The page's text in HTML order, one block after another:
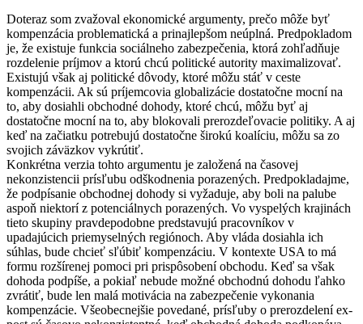
Doteraz som zvažoval ekonomické argumenty, prečo môže byť
kompenzácia problematická a prinajlepšom neúplná. Predpokladom
je, že existuje funkcia sociálneho zabezpečenia, ktorá zohľadňuje
rozdelenie príjmov a ktorú chcú politické autority maximalizovať.
Existujú však aj politické dôvody, ktoré môžu stáť v ceste
kompenzácii. Ak sú príjemcovia globalizácie dostatočne mocní na
to, aby dosiahli obchodné dohody, ktoré chcú, môžu byť aj
dostatočne mocní na to, aby blokovali prerozdeľovacie politiky. A aj
keď na začiatku potrebujú dostatočne širokú koalíciu, môžu sa zo
svojich záväzkov vykrútiť.
Konkrétna verzia tohto argumentu je založená na časovej
nekonzistencii prísľubu odškodnenia porazených. Predpokladajme,
že podpísanie obchodnej dohody si vyžaduje, aby boli na palube
aspoň niektorí z potenciálnych porazených. Vo vyspelých krajinách
tieto skupiny pravdepodobne predstavujú pracovníkov v
upadajúcich priemyselných regiónoch. Aby vláda dosiahla ich
súhlas, bude chcieť sľúbiť kompenzáciu. V kontexte USA to má
formu rozšírenej pomoci pri prispôsobení obchodu. Keď sa však
dohoda podpíše, a pokiaľ nebude možné obchodnú dohodu ľahko
zvrátiť, bude len malá motivácia na zabezpečenie vykonania
kompenzácie. Všeobecnejšie povedané, prísľuby o prerozdelení ex-